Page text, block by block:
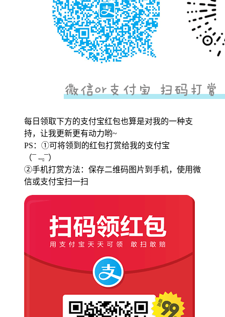
每日领取下方的支付宝红包也算是对我的一种支
持，让我更新更有动力哟~
PS：①可将领到的红包打赏给我的支付宝
（¯﹃¯）
②手机打赏方法：保存二维码图片到手机，使用微
信或支付宝扫一扫